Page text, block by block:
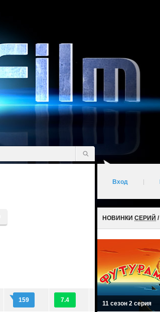
159 7.4
Вход
НОВИНКИ СЕРИЙ /
11 сезон 2 серия